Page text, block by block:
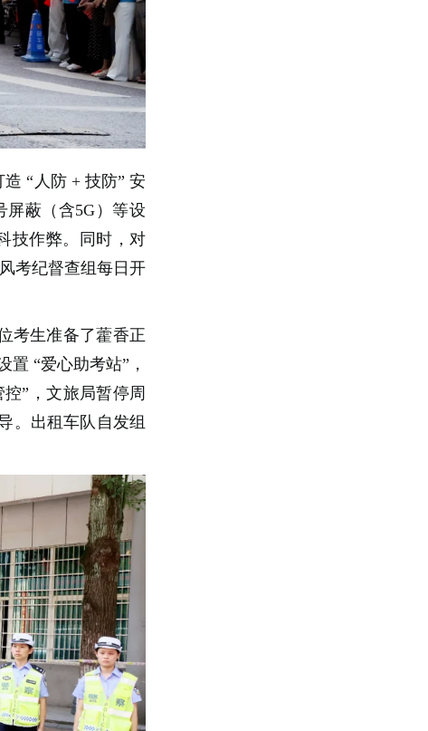
“人防 + 技防” 安
屏蔽（含5G）等设
技作弊。同时，对
考纪督查组每日开
考生准备了藿香正
“爱心助考站”，
”，文旅局暂停周
。出租车队自发组